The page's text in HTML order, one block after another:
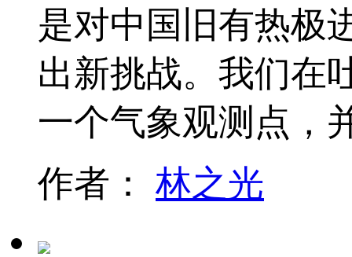
是对中国旧有热极
出新挑战。我们在
一个气象观测点
作者： 林之光